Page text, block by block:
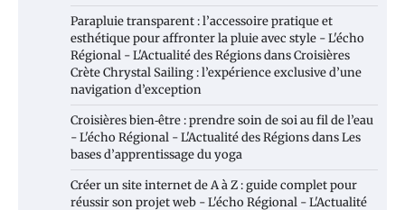
Parapluie transparent : l’accessoire pratique et
esthétique pour affronter la pluie avec style - L'écho
Régional - L'Actualité des RégionsdansCroisières
Crète Chrystal Sailing : l’expérience exclusive d’une
navigation d’exception
Croisières bien‑être : prendre soin de soi au fil de l’eau
- L'écho Régional - L'Actualité des RégionsdansLes
bases d’apprentissage du yoga
Créer un site internet de A à Z : guide complet pour
réussir son projet web - L'écho Régional - L'Actualité